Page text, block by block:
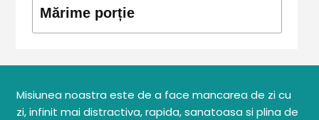
Mărime porție
Misiunea noastra este de a face mancarea de zi cu
zi, infinit mai distractiva, rapida, sanatoasa si plina de